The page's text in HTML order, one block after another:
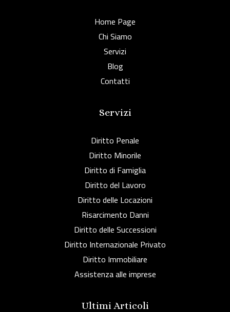
Home Page
Chi Siamo
Servizi
Blog
Contatti
Servizi
Diritto Penale
Diritto Minorile
Diritto di Famiglia
Diritto del Lavoro
Diritto delle Locazioni
Risarcimento Danni
Diritto delle Successioni
Diritto Internazionale Privato
Diritto Immobiliare
Assistenza alle imprese
Ultimi Articoli